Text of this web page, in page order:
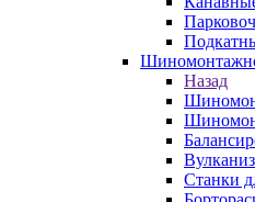
Назад
Станки